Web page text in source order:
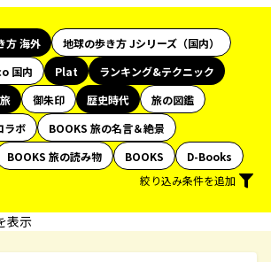
方 海外
地球の歩き方 Jシリーズ（国内）
国内 Plat
ランキング&テクニック
御朱印 歴史時代
旅の図鑑
ラボ
BOOKS 旅の名言＆絶景
BOOKS 旅の読み物 BOOKS
D-Books
絞り込み条件を追加
表示